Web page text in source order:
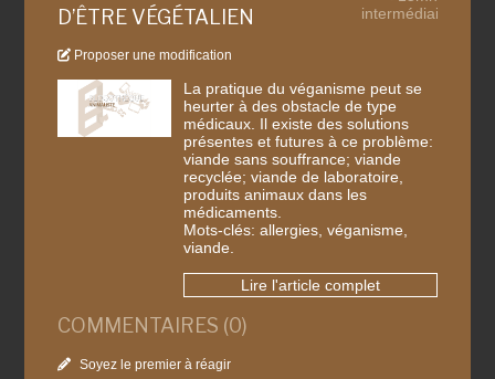
D’ÊTRE VÉGÉTALIEN
Proposer une modification
intermédiaire
La pratique du véganisme peut se
heurter à des obstacle de type
médicaux. Il existe des solutions
présentes et futures à ce problème:
viande sans souffrance; viande
recyclée; viande de laboratoire,
produits animaux dans les
médicaments.
Mots-clés: allergies, véganisme,
viande.
Lire l'article complet
COMMENTAIRES (0)
Soyez le premier à réagir